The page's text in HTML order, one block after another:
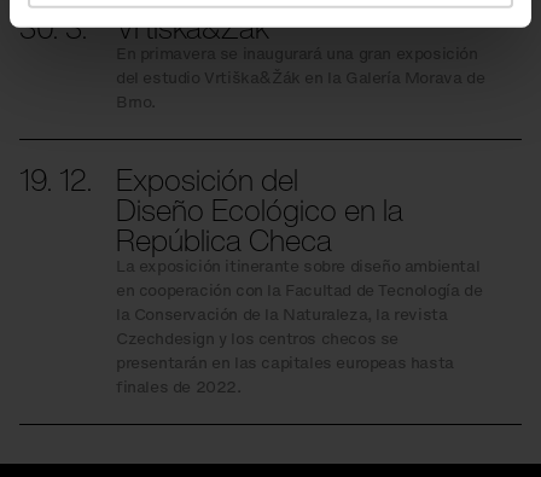
30. 3. Vrtiška&Žák
En primavera se inaugurará una gran exposición
del estudio Vrtiška&Žák en la Galería Morava de
Brno.
19. 12. Exposición del
Diseño Ecológico en la
República Checa
La exposición itinerante sobre diseño ambiental
en cooperación con la Facultad de Tecnología de
la Conservación de la Naturaleza, la revista
Czechdesign y los centros checos se
presentarán en las capitales europeas hasta
finales de 2022.